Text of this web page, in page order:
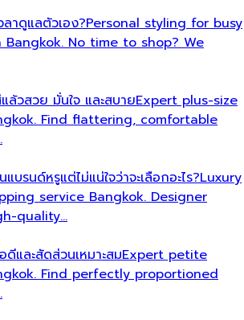
าดูแลตัวเอง?Personal styling for busy
No time to shop? We
ล้วสวย มั่นใจ และสบายExpert plus-size
Find flattering, comfortable
บรนด์หรูแต่ไม่แน่ใจว่าจะเลือกอะไร?Luxury
service Bangkok. Designer
quality…
และสัดส่วนเหมาะสมExpert petite
Find perfectly proportioned